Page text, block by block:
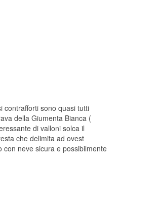
contrafforti sono quasi tutti
della Giumenta Bianca (
di valloni solca il
che delimita ad ovest
con neve sicura e possibilmente